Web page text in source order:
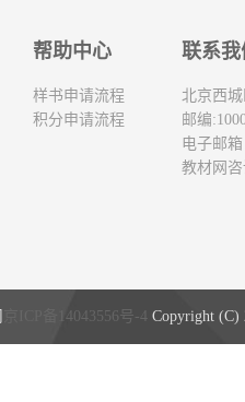
帮助中心
样书申请流程
积分申请流程
联系我
北京西
邮编
电子邮箱
教材网咨
京ICP备14043556号-4 Copyright (C)